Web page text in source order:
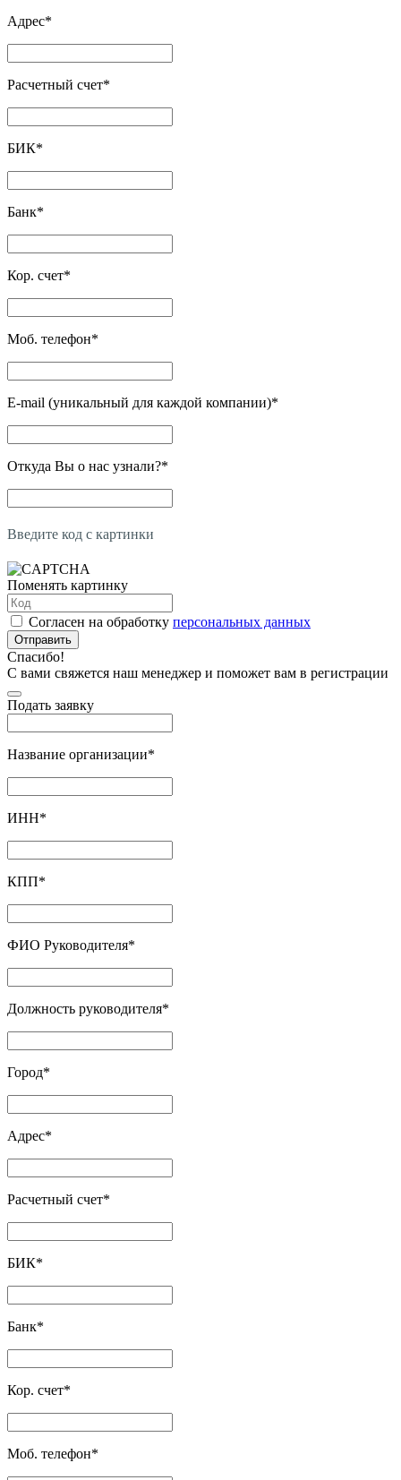
Адрес*
Расчетный счет*
БИК*
Банк*
Кор. счет*
Моб. телефон*
E-mail (уникальный для каждой компании)*
Откуда Вы о нас узнали?*
Введите код с картинки
Поменять картинку
Согласен на обработку персональных данных
Отправить
Спасибо!
С вами свяжется наш менеджер и поможет вам в регистрации
Подать заявку
Название организации*
ИНН*
КПП*
ФИО Руководителя*
Должность руководителя*
Город*
Адрес*
Расчетный счет*
БИК*
Банк*
Кор. счет*
Моб. телефон*